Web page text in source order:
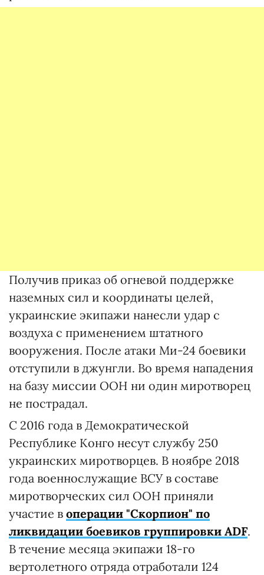
Получив приказ об огневой поддержке
наземных сил и координаты целей,
украинские экипажи нанесли удар с
воздуха с применением штатного
вооружения. После атаки Ми-24 боевики
отступили в джунгли. Во время нападения
на базу миссии ООН ни один миротворец
не пострадал.
С 2016 года в Демократической
Республике Конго несут службу 250
украинских миротворцев. В ноябре 2018
года военнослужащие ВСУ в составе
миротворческих сил ООН приняли
участие в операции "Скорпион" по
ликвидации боевиков группировки ADF.
В течение месяца экипажи 18-го
вертолетного отряда отработали 124